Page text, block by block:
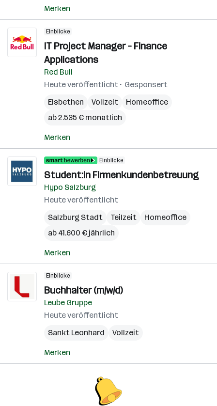
Merken
Einblicke
IT Project Manager – Finance
Applications
Red Bull
Heute veröffentlicht
Gesponsert
Elsbethen
Vollzeit
Homeoffice
ab 2.535 € monatlich
Merken
Einblicke
Student:in Firmenkundenbetreuung
Hypo Salzburg
Heute veröffentlicht
Salzburg Stadt
Teilzeit
Homeoffice
ab 41.600 € jährlich
Merken
Einblicke
Buchhalter (m/w/d)
Leube Gruppe
Heute veröffentlicht
Sankt Leonhard
Vollzeit
Merken